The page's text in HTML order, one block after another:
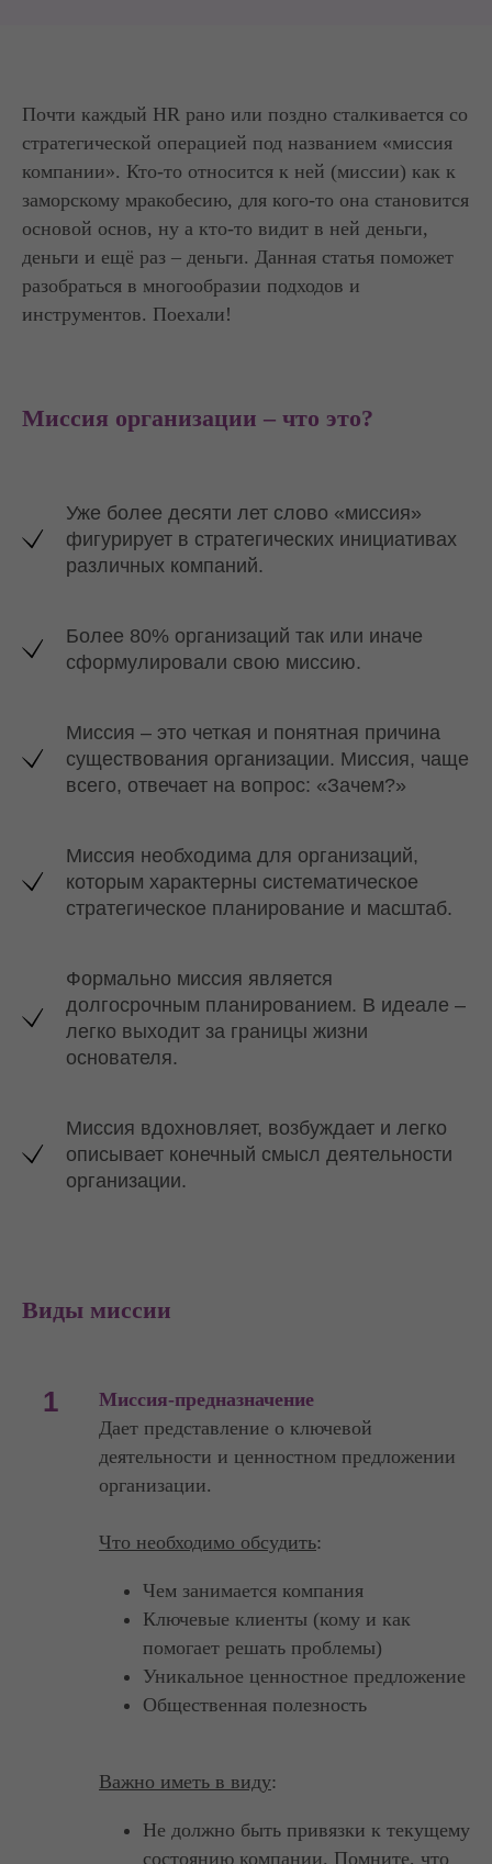
Почти каждый HR рано или поздно сталкивается со
стратегической операцией под названием «миссия
компании». Кто-то относится к ней (миссии) как к
заморскому мракобесию, для кого-то она становится
основой основ, ну а кто-то видит в ней деньги,
деньги и ещё раз – деньги. Данная статья поможет
разобраться в многообразии подходов и
инструментов. Поехали!
Миссия организации – что это?
Уже более десяти лет слово «миссия»
фигурирует в стратегических инициативах
различных компаний.
Более 80% организаций так или иначе
сформулировали свою миссию.
Миссия – это четкая и понятная причина
существования организации. Миссия, чаще
всего, отвечает на вопрос: «Зачем?»
Миссия необходима для организаций,
которым характерны систематическое
стратегическое планирование и масштаб.
Формально миссия является
долгосрочным планированием. В идеале –
легко выходит за границы жизни
основателя.
Миссия вдохновляет, возбуждает и легко
описывает конечный смысл деятельности
организации.
Виды миссии
1
Миссия-предназначение
Дает представление о ключевой
деятельности и ценностном предложении
организации.
Что необходимо обсудить:
Чем занимается компания
Ключевые клиенты (кому и как
помогает решать проблемы)
Уникальное ценностное предложение
Общественная полезность
Важно иметь в виду:
Не должно быть привязки к текущему
состоянию компании. Помните, что